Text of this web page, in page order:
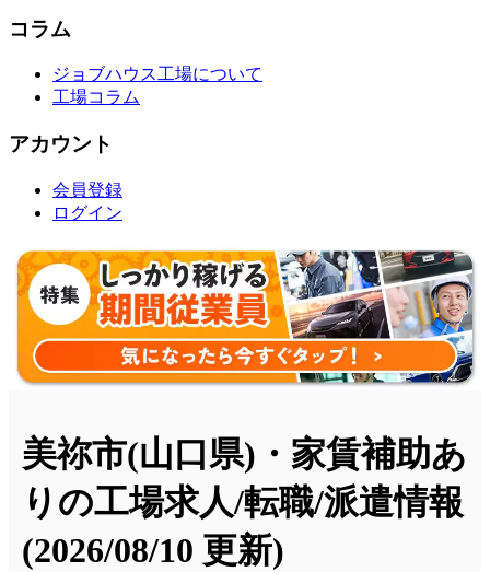
コラム
ジョブハウス工場について
工場コラム
アカウント
会員登録
ログイン
美祢市(山口県)・家賃補助あ
りの工場求人/転職/派遣情報
(2026/08/10 更新)